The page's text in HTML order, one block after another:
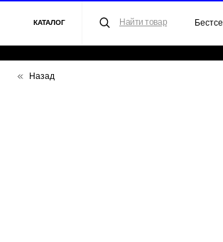
КАТАЛОГ Бестселлеры
Найти товар